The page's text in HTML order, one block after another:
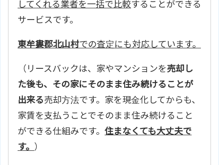
してくれる業者を一括で比較することができる
サービスです。
東牟婁郡北山村での査定にも対応しています。
（リースバックは、家やマンションを売却し
た後も、その家にそのまま住み続けることが
出来る売却方法です。家を現金化してからも、
家賃を支払うことでそのまま住み続けること
ができる仕組みです。 住まなくても大丈夫で
す。 ）